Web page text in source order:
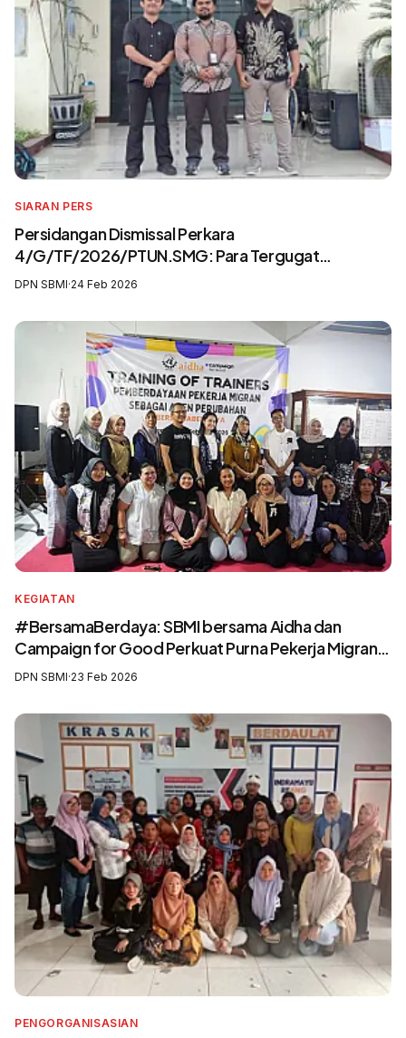
SIARAN PERS
Persidangan Dismissal Perkara
4/G/TF/2026/PTUN.SMG: Para Tergugat
Mengingkari SIP3MI dan Mengabaikan UU
DPN SBMI·24 Feb 2026
KEGIATAN
#BersamaBerdaya: SBMI bersama Aidha dan
Campaign for Good Perkuat Purna Pekerja Migran
sebagai Agen Perubahan dan Pelatih Migrasi Aman
DPN SBMI·23 Feb 2026
PENGORGANISASIAN